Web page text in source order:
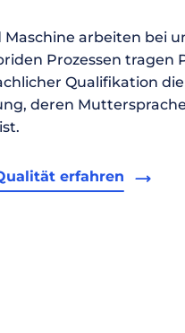
Maschine arbeiten bei
Prozessen tragen
Qualifikation die
deren
erfahren